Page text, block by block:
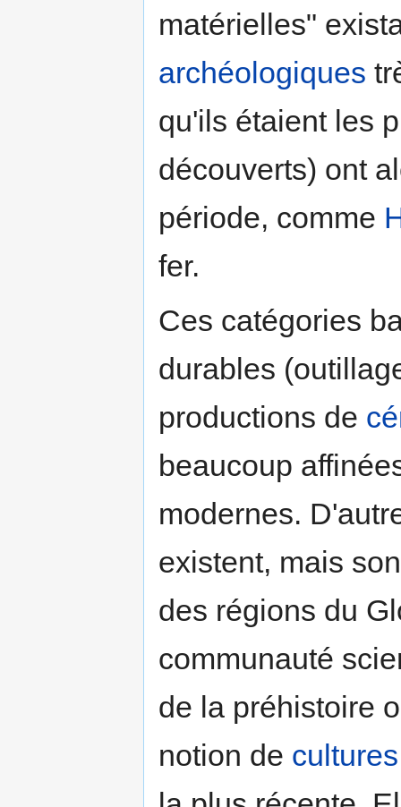
matérielles"
archéologiques
qu'ils étaient les
découverts) ont
période, comme
fer.
Ces catégories
durables
productions de
beaucoup
modernes.
existent, mais
des régions du
communauté
de la préhistoire
notion de cultures